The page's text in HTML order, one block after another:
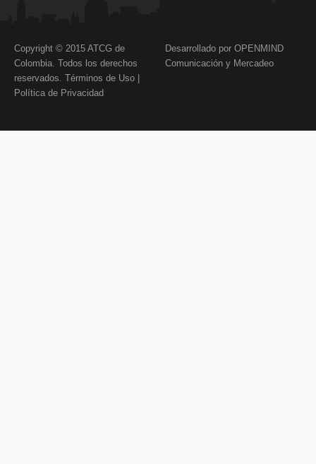
Copyright © 2015 ATCG de
Colombia. Todos los derechos
reservados. Términos de Uso
Política de Privacidad
Desarrollado por OPENMIND
Comunicación y Mercadeo